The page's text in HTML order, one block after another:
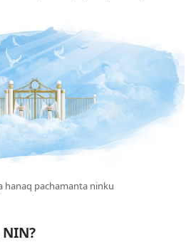
hanaq pachamanta ninku